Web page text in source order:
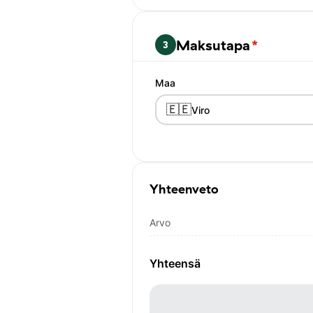
3 Maksutapa*
Maa
🇪🇪Viro
Yhteenveto
Arvo
Yhteensä